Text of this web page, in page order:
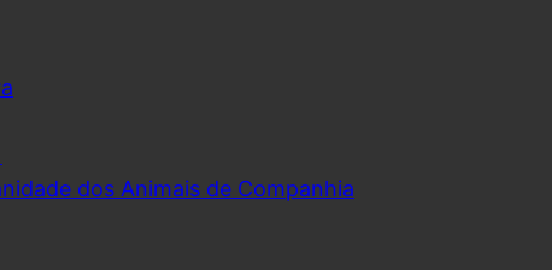
dos Animais de Companhia